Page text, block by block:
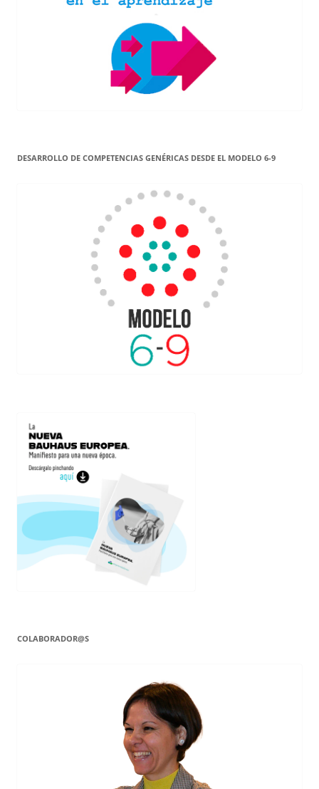
DESARROLLO DE COMPETENCIAS GENÉRICAS DESDE EL MODELO 6-9
COLABORADOR@S